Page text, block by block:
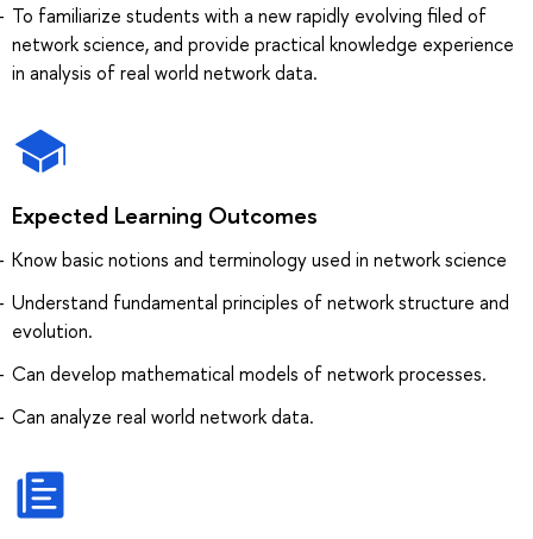
To familiarize students with a new rapidly evolving filed of
network science, and provide practical knowledge experience
in analysis of real world network data.
Expected Learning Outcomes
Know basic notions and terminology used in network science
Understand fundamental principles of network structure and
evolution.
Can develop mathematical models of network processes.
Can analyze real world network data.